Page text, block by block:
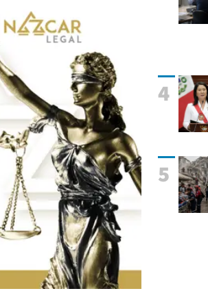
4
5